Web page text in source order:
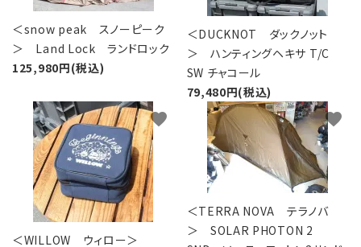
＜snow peak スノーピーク
＞ Land Lock ランドロック
125,980円(税込)
＜DUCKNOT ダックノット
＞ ハンティングヘキサ T/C
SW チャコール
79,480円(税込)
＜WILLOW ウィロー＞
favorite
＜TERRA NOVA テラノバ
＞ SOLAR PHOTON 2
favorite